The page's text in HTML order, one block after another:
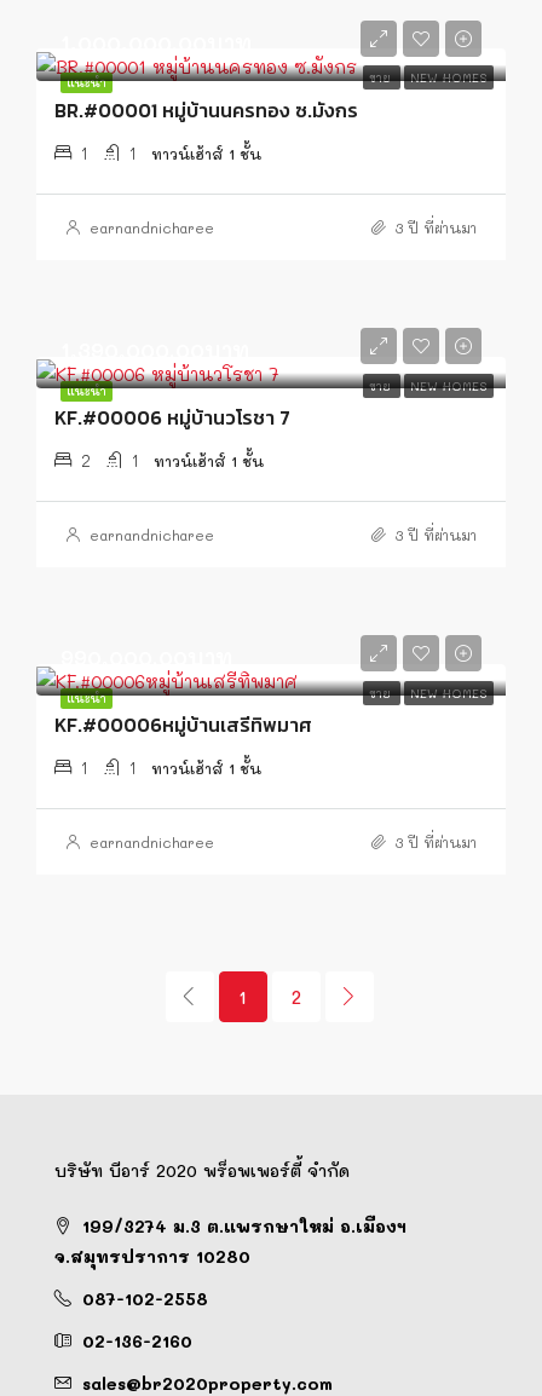
แนะนำ ขาย NEW HOMES
BR.#00001 หมู่บ้านนครทอง ซ.มังกร
1 1 ทาวน์เฮ้าส์ 1 ชั้น
earnandnicharee 3 ปี ที่ผ่านมา
แนะนำ ขาย NEW HOMES
KF.#00006 หมู่บ้านวโรชา 7
2 1 ทาวน์เฮ้าส์ 1 ชั้น
earnandnicharee 3 ปี ที่ผ่านมา
แนะนำ ขาย NEW HOMES
KF.#00006หมู่บ้านเสรีทิพมาศ
1 1 ทาวน์เฮ้าส์ 1 ชั้น
earnandnicharee 3 ปี ที่ผ่านมา
1 2
บริษัท บีอาร์ 2020 พร็อพเพอร์ตี้ จำกัด
199/3274 ม.3 ต.แพรกษาใหม่ อ.เมืองฯ
จ.สมุทรปราการ 10280
087-102-2558
02-136-2160
sales@br2020property.com